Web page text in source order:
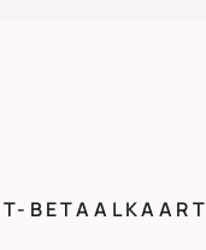
BETAALKAART